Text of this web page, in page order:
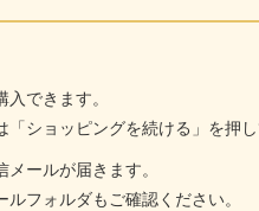
できます。
ショッピングを続ける」を押し
ールが届きます。
フォルダもご確認ください。